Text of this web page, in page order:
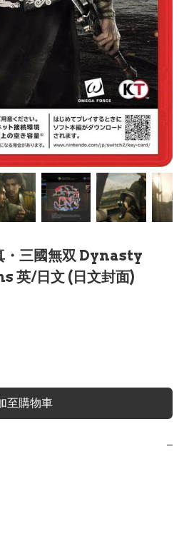
三國無双 Dynasty
/日文 (日文封面)
至購物車
−